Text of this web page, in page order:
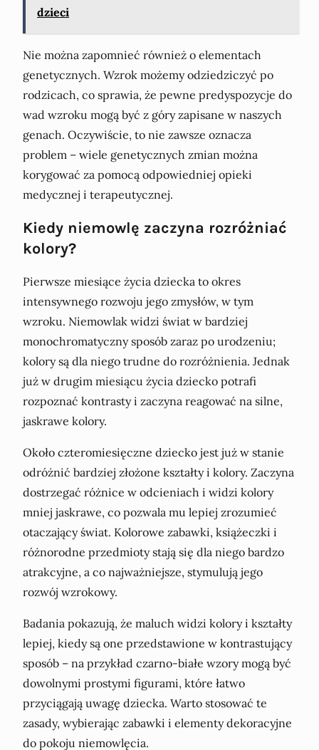
dzieci
Nie można zapomnieć również o elementach
genetycznych. Wzrok możemy odziedziczyć po
rodzicach, co sprawia, że pewne predyspozycje do
wad wzroku mogą być z góry zapisane w naszych
genach. Oczywiście, to nie zawsze oznacza
problem – wiele genetycznych zmian można
korygować za pomocą odpowiedniej opieki
medycznej i terapeutycznej.
Kiedy niemowlę zaczyna rozróżniać
kolory?
Pierwsze miesiące życia dziecka to okres
intensywnego rozwoju jego zmysłów, w tym
wzroku. Niemowlak widzi świat w bardziej
monochromatyczny sposób zaraz po urodzeniu;
kolory są dla niego trudne do rozróżnienia. Jednak
już w drugim miesiącu życia dziecko potrafi
rozpoznać kontrasty i zaczyna reagować na silne,
jaskrawe kolory.
Około czteromiesięczne dziecko jest już w stanie
odróżnić bardziej złożone kształty i kolory. Zaczyna
dostrzegać różnice w odcieniach i widzi kolory
mniej jaskrawe, co pozwala mu lepiej zrozumieć
otaczający świat. Kolorowe zabawki, książeczki i
różnorodne przedmioty stają się dla niego bardzo
atrakcyjne, a co najważniejsze, stymulują jego
rozwój wzrokowy.
Badania pokazują, że maluch widzi kolory i kształty
lepiej, kiedy są one przedstawione w kontrastujący
sposób – na przykład czarno-białe wzory mogą być
dowolnymi prostymi figurami, które łatwo
przyciągają uwagę dziecka. Warto stosować te
zasady, wybierając zabawki i elementy dekoracyjne
do pokoju niemowlęcia.